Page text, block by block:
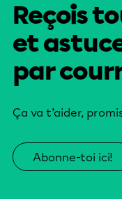
Reçois
et
par
Ça va t’aider,
Abonne-toi ici!